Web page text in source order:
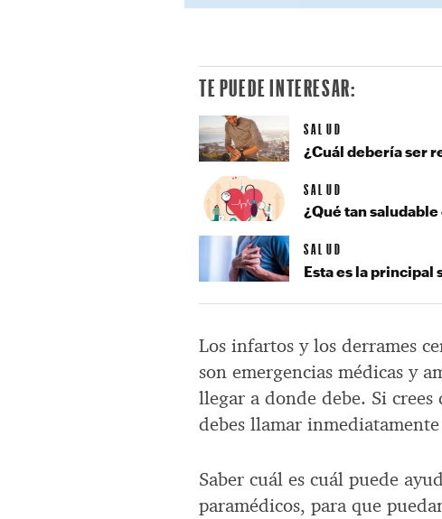
Los infartos y los derrames
son emergencias médicas y
llegar a donde debe. Si
debes llamar
Saber cuál es cuál puede
paramédicos, para que
TE PUEDE INTERESAR:
SALUD
¿Cuál debería ser
SALUD
¿Qué tan
SALUD
Esta es la principal